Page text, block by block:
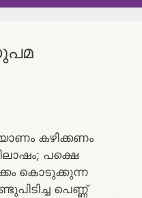
കഴിക്കണം
പക്ഷെ
കൊടുക്കുന്ന
പെണ്ണ്